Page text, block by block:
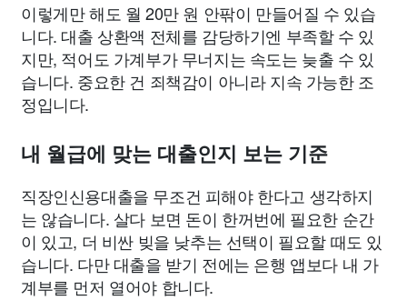
이렇게만 해도 월 20만 원 안팎이 만들어질 수 있습
니다. 대출 상환액 전체를 감당하기엔 부족할 수 있
지만, 적어도 가계부가 무너지는 속도는 늦출 수 있
습니다. 중요한 건 죄책감이 아니라 지속 가능한 조
정입니다.
내 월급에 맞는 대출인지 보는 기준
직장인신용대출을 무조건 피해야 한다고 생각하지
는 않습니다. 살다 보면 돈이 한꺼번에 필요한 순간
이 있고, 더 비싼 빚을 낮추는 선택이 필요할 때도 있
습니다. 다만 대출을 받기 전에는 은행 앱보다 내 가
계부를 먼저 열어야 합니다.